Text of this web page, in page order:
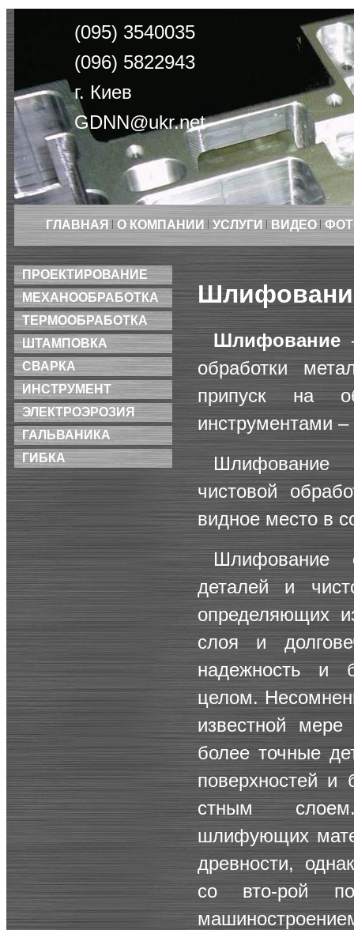
(095) 3540035
(096) 5822943
г. Киев
GDNN@ukr.net
ГЛАВНАЯ О КОМПАНИИ УСЛУГИ ВИДЕО
ПРОЕКТИРОВАНИЕ
МЕХАНООБРАБОТКА
ТЕРМООБРАБОТКА
ШТАМПОВКА
СВАРКА
ИНСТРУМЕНТ
ЭЛЕКТРОЭРОЗИЯ
ГАЛЬВАНИКА
ГИБКА
Шлифование
обработки
припуск на
инструментами
Шлифование
чистовой
видное место в
Шлифование
деталей и
определяющих
слоя и
надежность и
целом.
известной мере
более точные
поверхностей и
стным
шлифующих
древности,
со вто-рой